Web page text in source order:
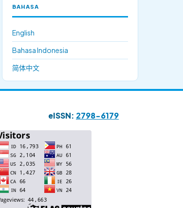
BAHASA
English
Bahasa Indonesia
简体中文
eISSN: 2798-6179